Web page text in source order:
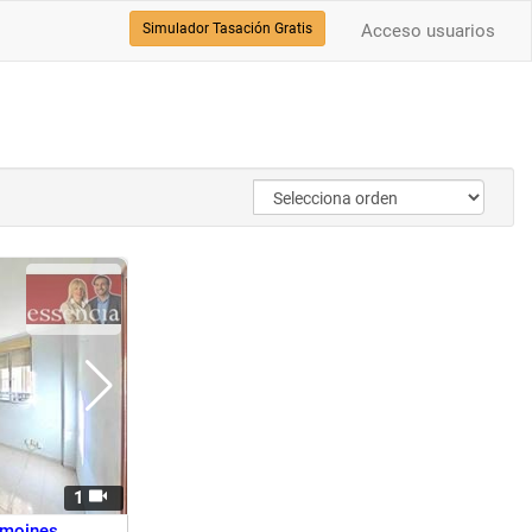
Acceso usuarios
Simulador Tasación Gratis
1